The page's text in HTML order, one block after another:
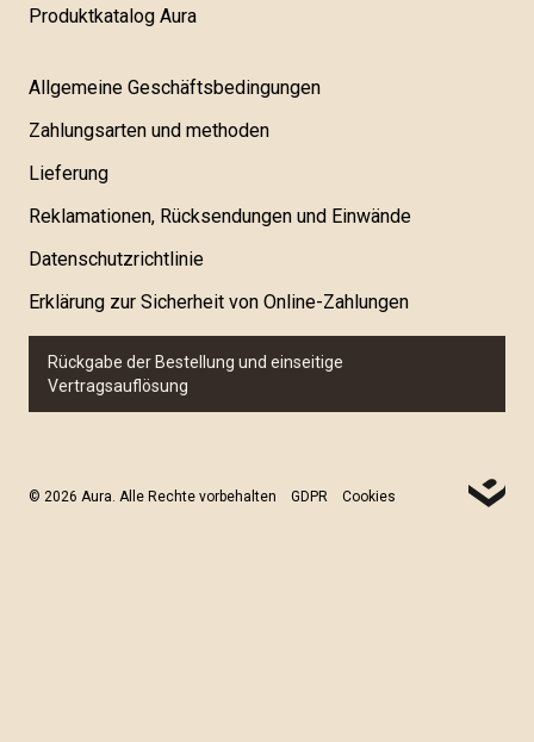
Produktkatalog Aura
Allgemeine Geschäftsbedingungen
Zahlungsarten und methoden
Lieferung
Reklamationen, Rücksendungen und Einwände
Datenschutzrichtlinie
Erklärung zur Sicherheit von Online-Zahlungen
Rückgabe der Bestellung und einseitige
Vertragsauflösung
© 2026 Aura. Alle Rechte vorbehalten GDPR Cookies